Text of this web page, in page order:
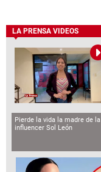
LA PRENSA VIDEOS
Pierde la vida la madre de la
influencer Sol León